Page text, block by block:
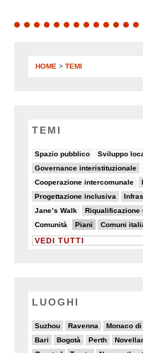
HOME > TEMI
TEMI
Spazio pubblico
8/90 Sviluppo
6/90
8/90
Governance interistituzionale
14/90
7/90
5/90
Cooperazione intercomunale
7/90
10/90
8/90
Progettazione inclusiva
10/90
13/90
10/90
Jane’s Walk
8/90 Riqualificazione
17/90
15/90
Comunità
7/90 Piani
28/90 Comuni
18/90
30/90
7/90
VEDI TUTTI
LUOGHI
Suzhou
2/20 Ravenna
3/20 Monaco
4/20
6/20
4/20
13/20
Bari
5/20 Bogotà
2/20 Perth
3/20
4/20
6/20
6/20
4/20
5/20
3/20
8/20
6/20